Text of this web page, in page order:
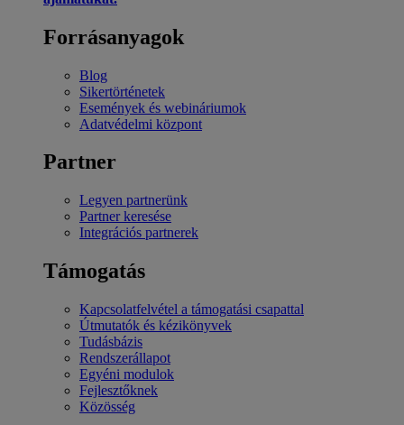
Forrásanyagok
Blog
Sikertörténetek
Események és webináriumok
Adatvédelmi központ
Partner
Legyen partnerünk
Partner keresése
Integrációs partnerek
Támogatás
Kapcsolatfelvétel a támogatási csapattal
Útmutatók és kézikönyvek
Tudásbázis
Rendszerállapot
Egyéni modulok
Fejlesztőknek
Közösség